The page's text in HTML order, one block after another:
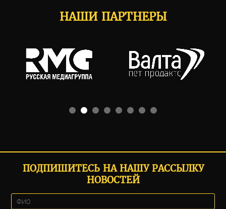
НАШИ ПАРТНЕРЫ
ПОДПИШИТЕСЬ НА НАШУ РАССЫЛКУ
НОВОСТЕЙ